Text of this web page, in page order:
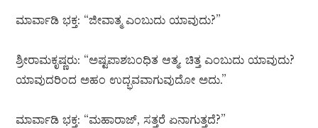
ಮಾರ್ವಾಡಿ ಭಕ್ತ: “ಜೀವಾತ್ಮ ಎಂಬುದು ಯಾವುದು?”
ಶ್ರೀರಾಮಕೃಷ್ಣರು: “ಅಷ್ಟಪಾಶಬಂಧಿತ ಆತ್ಮ. ಚಿತ್ತ ಎಂಬುದು ಯಾವುದು?
ಯಾವುದರಿಂದ ಅಹಂ ಉದ್ಭವವಾಗುವುದೋ ಅದು.”
ಮಾರ್ವಾಡಿ ಭಕ್ತ: “ಮಹಾರಾಜ್, ಸತ್ತರೆ ಏನಾಗುತ್ತದೆ?”